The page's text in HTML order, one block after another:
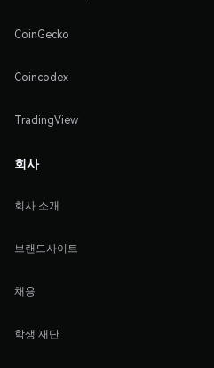
CoinGecko
Coincodex
TradingView
회사
회사 소개
브랜드사이트
채용
학생 재단